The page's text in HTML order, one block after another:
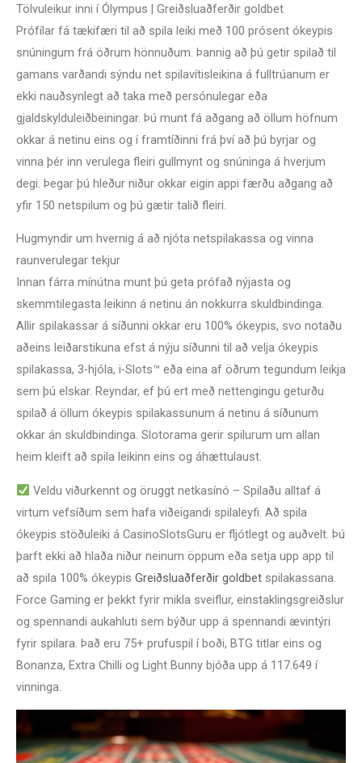
Tölvuleikur inni í Ólympus | Greiðsluaðferðir goldbet
Prófílar fá tækifæri til að spila leiki með 100 prósent ókeypis
snúningum frá öðrum hönnuðum. Þannig að þú getir spilað til
gamans varðandi sýndu net spilavítisleikina á fulltrúanum er
ekki nauðsynlegt að taka með persónulegar eða
gjaldskylduleiðbeiningar. Þú munt fá aðgang að öllum höfnum
okkar á netinu eins og í framtíðinni frá því að þú byrjar og
vinna þér inn verulega fleiri gullmynt og snúninga á hverjum
degi. Þegar þú hleður niður okkar eigin appi færðu aðgang að
yfir 150 netspilum og þú gætir talið fleiri.
Hugmyndir um hvernig á að njóta netspilakassa og vinna
raunverulegar tekjur
Innan fárra mínútna munt þú geta prófað nýjasta og
skemmtilegasta leikinn á netinu án nokkurra skuldbindinga.
Allir spilakassar á síðunni okkar eru 100% ókeypis, svo notaðu
aðeins leiðarstikuna efst á nýju síðunni til að velja ókeypis
spilakassa, 3-hjóla, i-Slots™ eða eina af öðrum tegundum leikja
sem þú elskar. Reyndar, ef þú ert með nettengingu geturðu
spilað á öllum ókeypis spilakassunum á netinu á síðunum
okkar án skuldbindinga. Slotorama gerir spilurum um allan
heim kleift að spila leikinn eins og áhættulaust.
Veldu viðurkennt og öruggt netkasínó – Spilaðu alltaf á
virtum vefsíðum sem hafa viðeigandi spilaleyfi. Að spila
ókeypis stöðuleiki á CasinoSlotsGuru er fljótlegt og auðvelt. Þú
þarft ekki að hlaða niður neinum öppum eða setja upp app til
að spila 100% ókeypis Greiðsluaðferðir goldbet spilakassana.
Force Gaming er þekkt fyrir mikla sveiflur, einstaklingsgreiðslur
og spennandi aukahluti sem býður upp á spennandi ævintýri
fyrir spilara. Það eru 75+ prufuspil í boði, BTG titlar eins og
Bonanza, Extra Chilli og Light Bunny bjóða upp á 117.649 í
vinninga.